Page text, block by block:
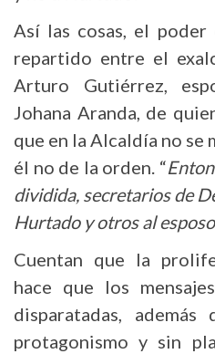
Así las cosas, el
repartido entre el
Arturo Gutiérrez,
Johana Aranda, de
que en la Alcaldía no se
él no de la orden. “
dividida, secretarios de
Hurtado y otros al esposo
Cuentan que la
hace que los
disparatadas,
protagonismo y sin